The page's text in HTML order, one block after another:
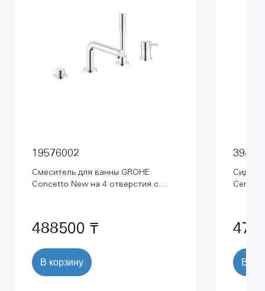
19576002
Смеситель для ванны GROHE
Concetto New на 4 отверстия с
488500 ₸
В корзину В